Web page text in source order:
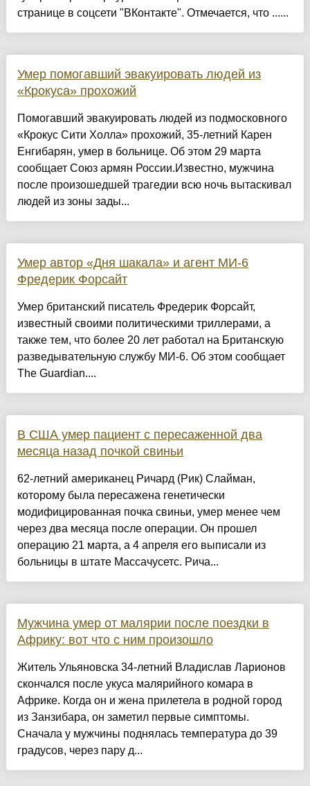
странице в соцсети "ВКонтакте". Отмечается, что ......
Умер помогавший эвакуировать людей из
«Крокуса» прохожий
Помогавший эвакуировать людей из подмосковного
«Крокус Сити Холла» прохожий, 35-летний Карен
Енгибарян, умер в больнице. Об этом 29 марта
сообщает Союз армян России.Известно, мужчина
после произошедшей трагедии всю ночь вытаскивал
людей из зоны зады...
Умер автор «Дня шакала» и агент МИ-6
Фредерик Форсайт
Умер британский писатель Фредерик Форсайт,
известный своими политическими триллерами, а
также тем, что более 20 лет работал на Британскую
разведывательную службу МИ-6. Об этом сообщает
The Guardian....
В США умер пациент с пересаженной два
месяца назад почкой свиньи
62-летний американец Ричард (Рик) Слайман,
которому была пересажена генетически
модифицированная почка свиньи, умер менее чем
через два месяца после операции. Он прошел
операцию 21 марта, а 4 апреля его выписали из
больницы в штате Массачусетс. Рича...
Мужчина умер от малярии после поездки в
Африку: вот что с ним произошло
Житель Ульяновска 34-летний Владислав Ларионов
скончался после укуса малярийного комара в
Африке. Когда он и жена прилетела в родной город
из Занзибара, он заметил первые симптомы.
Сначала у мужчины поднялась температура до 39
градусов, через пару д...